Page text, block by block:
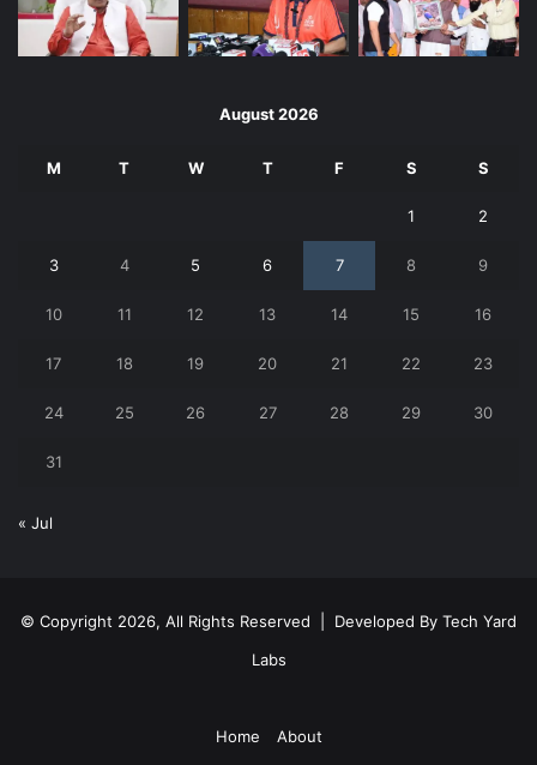
August 2026
M T W T F S S
1 2
3 4 5 6 7 8 9
10 11 12 13 14 15 16
17 18 19 20 21 22 23
24 25 26 27 28 29 30
31
« Jul
© Copyright 2026, All Rights Reserved | Developed By Tech Yard
Labs
Home About